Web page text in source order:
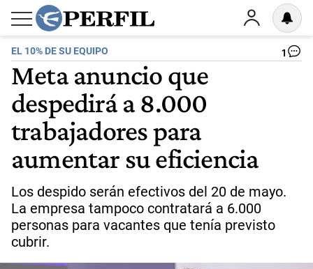
EL 10% DE SU EQUIPO 1
Meta anuncio que
despedirá a 8.000
trabajadores para
aumentar su eficiencia
Los despido serán efectivos del 20 de mayo.
La empresa tampoco contratará a 6.000
personas para vacantes que tenía previsto
cubrir.